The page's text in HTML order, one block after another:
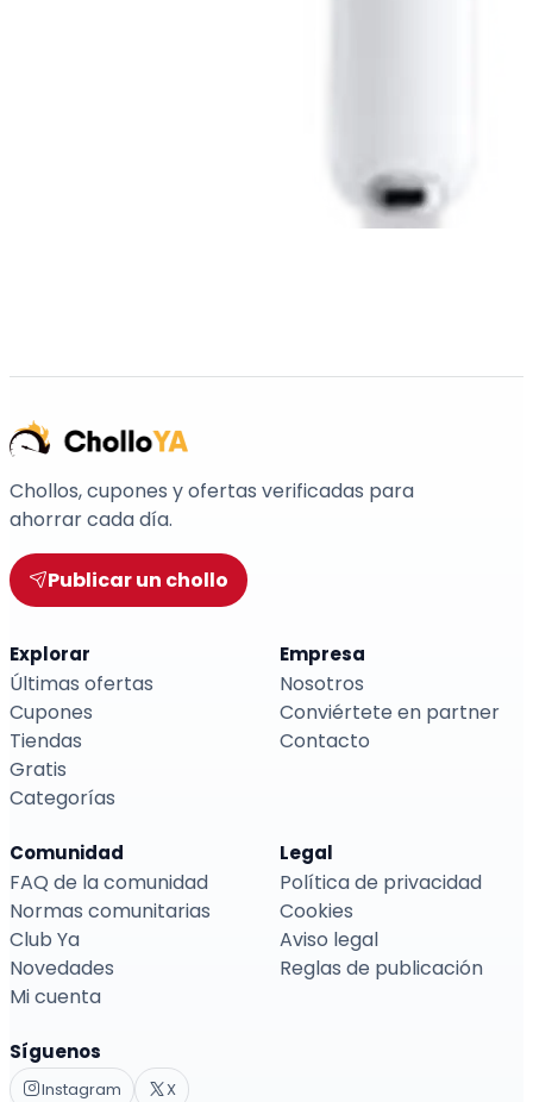
Chollos, cupones y ofertas verificadas para
ahorrar cada día.
Publicar un chollo
Explorar
Últimas ofertas
Cupones
Tiendas
Gratis
Categorías
Empresa
Nosotros
Conviértete en partner
Contacto
Comunidad
FAQ de la comunidad
Normas comunitarias
Club Ya
Novedades
Mi cuenta
Legal
Política de privacidad
Cookies
Aviso legal
Reglas de publicación
Síguenos
Instagram
X